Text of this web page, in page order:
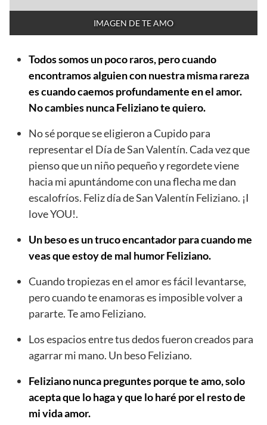
IMAGEN DE TE AMO
Todos somos un poco raros, pero cuando
encontramos alguien con nuestra misma rareza
es cuando caemos profundamente en el amor.
No cambies nunca Feliziano te quiero.
No sé porque se eligieron a Cupido para
representar el Día de San Valentín. Cada vez que
pienso que un niño pequeño y regordete viene
hacia mi apuntándome con una flecha me dan
escalofríos. Feliz día de San Valentín Feliziano. ¡I
love YOU!.
Un beso es un truco encantador para cuando me
veas que estoy de mal humor Feliziano.
Cuando tropiezas en el amor es fácil levantarse,
pero cuando te enamoras es imposible volver a
pararte. Te amo Feliziano.
Los espacios entre tus dedos fueron creados para
agarrar mi mano. Un beso Feliziano.
Feliziano nunca preguntes porque te amo, solo
acepta que lo haga y que lo haré por el resto de
mi vida amor.